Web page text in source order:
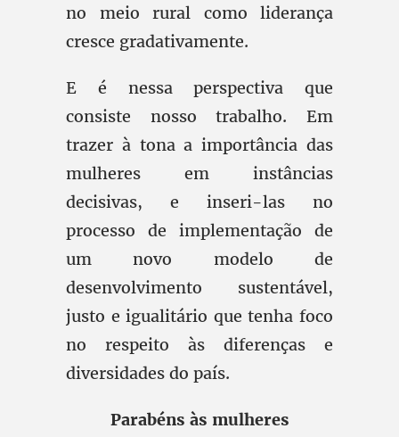
no meio rural como liderança
cresce gradativamente.
E é nessa perspectiva que
consiste nosso trabalho. Em
trazer à tona a importância das
mulheres em instâncias
decisivas, e inseri-las no
processo de implementação de
um novo modelo de
desenvolvimento sustentável,
justo e igualitário que tenha foco
no respeito às diferenças e
diversidades do país.
Parabéns às mulheres